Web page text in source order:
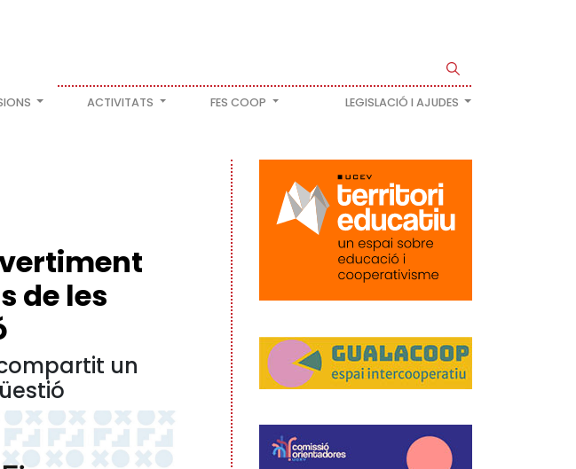
ACTIVITATS FES COOP LEGISLACIÓ I AJUDES
de les
un